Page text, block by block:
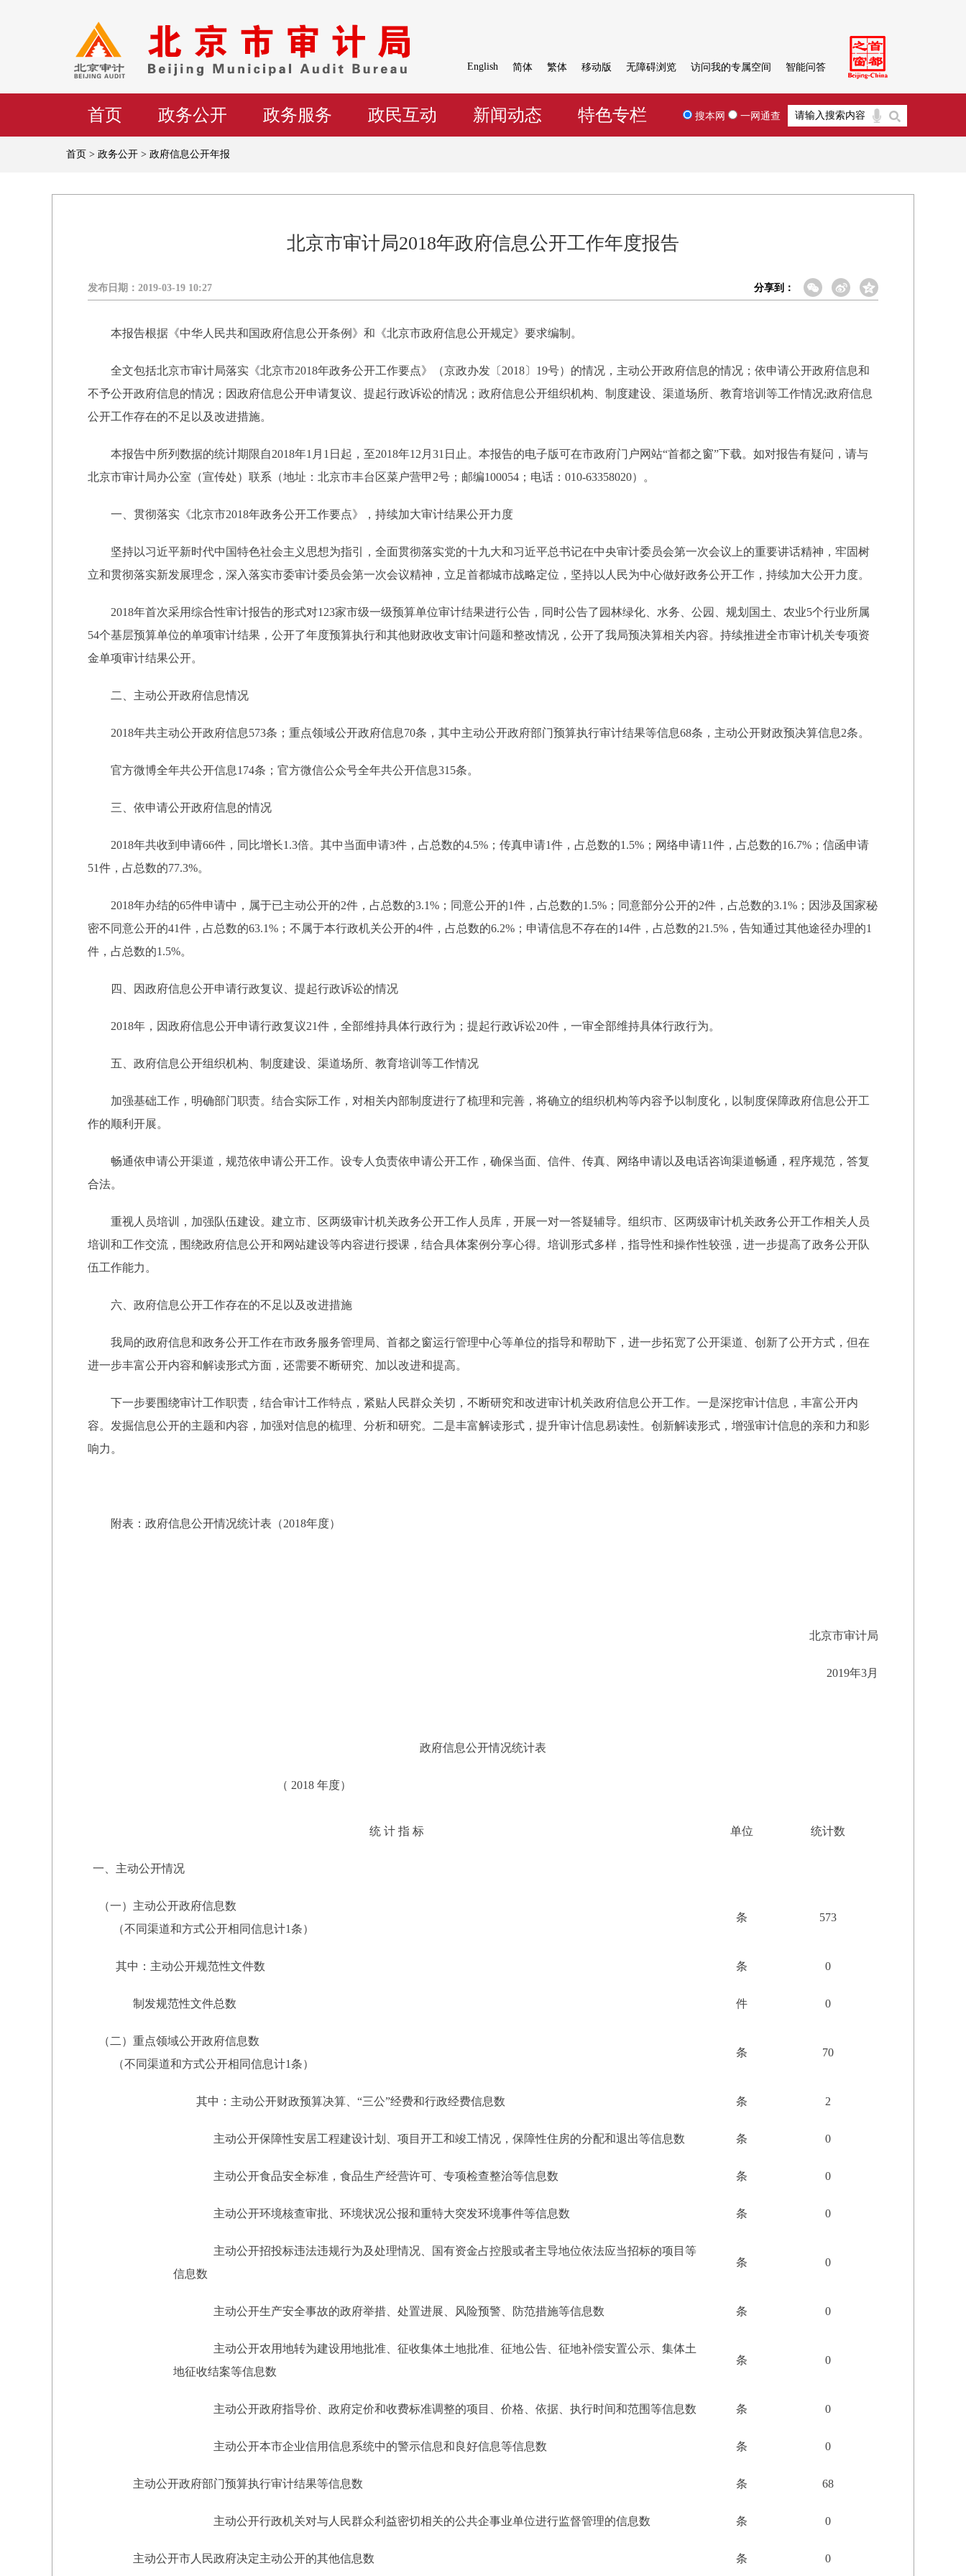
English 简体 繁体 移动版 无障碍浏览 访问我的专属空间 智能问答
首页 政务公开 政务服务 政民互动 新闻动态 特色专栏 搜本网 一网通查
首页 > 政务公开 > 政府信息公开年报
北京市审计局2018年政府信息公开工作年度报告
发布日期： 2019-03-19 10:27 分享到：
本报告根据《中华人民共和国政府信息公开条例》和《北京市政府信息公开规定》要求编制。
全文包括北京市审计局落实《北京市2018年政务公开工作要点》（京政办发〔2018〕19号）的情况，主动公开政府信息的情况；依申请公开政府信息和
不予公开政府信息的情况；因政府信息公开申请复议、提起行政诉讼的情况；政府信息公开组织机构、制度建设、渠道场所、教育培训等工作情况;政府信息
公开工作存在的不足以及改进措施。
本报告中所列数据的统计期限自2018年1月1日起，至2018年12月31日止。本报告的电子版可在市政府门户网站“首都之窗”下载。如对报告有疑问，请与
北京市审计局办公室（宣传处）联系（地址：北京市丰台区菜户营甲2号；邮编100054；电话：010-63358020）。
一、贯彻落实《北京市2018年政务公开工作要点》，持续加大审计结果公开力度
坚持以习近平新时代中国特色社会主义思想为指引，全面贯彻落实党的十九大和习近平总书记在中央审计委员会第一次会议上的重要讲话精神，牢固树
立和贯彻落实新发展理念，深入落实市委审计委员会第一次会议精神，立足首都城市战略定位，坚持以人民为中心做好政务公开工作，持续加大公开力度。
2018年首次采用综合性审计报告的形式对123家市级一级预算单位审计结果进行公告，同时公告了园林绿化、水务、公园、规划国土、农业5个行业所属
54个基层预算单位的单项审计结果，公开了年度预算执行和其他财政收支审计问题和整改情况，公开了我局预决算相关内容。持续推进全市审计机关专项资
金单项审计结果公开。
二、主动公开政府信息情况
2018年共主动公开政府信息573条；重点领域公开政府信息70条，其中主动公开政府部门预算执行审计结果等信息68条，主动公开财政预决算信息2条。
官方微博全年共公开信息174条；官方微信公众号全年共公开信息315条。
三、依申请公开政府信息的情况
2018年共收到申请66件，同比增长1.3倍。其中当面申请3件，占总数的4.5%；传真申请1件，占总数的1.5%；网络申请11件，占总数的16.7%；信函申请
51件，占总数的77.3%。
2018年办结的65件申请中，属于已主动公开的2件，占总数的3.1%；同意公开的1件，占总数的1.5%；同意部分公开的2件，占总数的3.1%；因涉及国家秘
密不同意公开的41件，占总数的63.1%；不属于本行政机关公开的4件，占总数的6.2%；申请信息不存在的14件，占总数的21.5%，告知通过其他途径办理的1
件，占总数的1.5%。
四、因政府信息公开申请行政复议、提起行政诉讼的情况
2018年，因政府信息公开申请行政复议21件，全部维持具体行政行为；提起行政诉讼20件，一审全部维持具体行政行为。
五、政府信息公开组织机构、制度建设、渠道场所、教育培训等工作情况
加强基础工作，明确部门职责。结合实际工作，对相关内部制度进行了梳理和完善，将确立的组织机构等内容予以制度化，以制度保障政府信息公开工
作的顺利开展。
畅通依申请公开渠道，规范依申请公开工作。设专人负责依申请公开工作，确保当面、信件、传真、网络申请以及电话咨询渠道畅通，程序规范，答复
合法。
重视人员培训，加强队伍建设。建立市、区两级审计机关政务公开工作人员库，开展一对一答疑辅导。组织市、区两级审计机关政务公开工作相关人员
培训和工作交流，围绕政府信息公开和网站建设等内容进行授课，结合具体案例分享心得。培训形式多样，指导性和操作性较强，进一步提高了政务公开队
伍工作能力。
六、政府信息公开工作存在的不足以及改进措施
我局的政府信息和政务公开工作在市政务服务管理局、首都之窗运行管理中心等单位的指导和帮助下，进一步拓宽了公开渠道、创新了公开方式，但在
进一步丰富公开内容和解读形式方面，还需要不断研究、加以改进和提高。
下一步要围绕审计工作职责，结合审计工作特点，紧贴人民群众关切，不断研究和改进审计机关政府信息公开工作。一是深挖审计信息，丰富公开内
容。发掘信息公开的主题和内容，加强对信息的梳理、分析和研究。二是丰富解读形式，提升审计信息易读性。创新解读形式，增强审计信息的亲和力和影
响力。
附表：政府信息公开情况统计表（2018年度）
北京市审计局
2019年3月
政府信息公开情况统计表
（ 2018 年度）
统 计 指 标 单位 统计数
一、主动公开情况
（一）主动公开政府信息数
（不同渠道和方式公开相同信息计1条）
条 573
其中：主动公开规范性文件数 条 0
制发规范性文件总数 件 0
（二）重点领域公开政府信息数
（不同渠道和方式公开相同信息计1条）
条 70
其中：主动公开财政预算决算、“三公”经费和行政经费信息数 条 2
主动公开保障性安居工程建设计划、项目开工和竣工情况，保障性住房的分配和退出等信息数 条 0
主动公开食品安全标准，食品生产经营许可、专项检查整治等信息数 条 0
主动公开环境核查审批、环境状况公报和重特大突发环境事件等信息数 条 0
主动公开招投标违法违规行为及处理情况、国有资金占控股或者主导地位依法应当招标的项目等
信息数
条 0
主动公开生产安全事故的政府举措、处置进展、风险预警、防范措施等信息数 条 0
主动公开农用地转为建设用地批准、征收集体土地批准、征地公告、征地补偿安置公示、集体土
地征收结案等信息数
条 0
主动公开政府指导价、政府定价和收费标准调整的项目、价格、依据、执行时间和范围等信息数 条 0
主动公开本市企业信用信息系统中的警示信息和良好信息等信息数 条 0
主动公开政府部门预算执行审计结果等信息数 条 68
主动公开行政机关对与人民群众利益密切相关的公共企事业单位进行监督管理的信息数 条 0
主动公开市人民政府决定主动公开的其他信息数 条 0